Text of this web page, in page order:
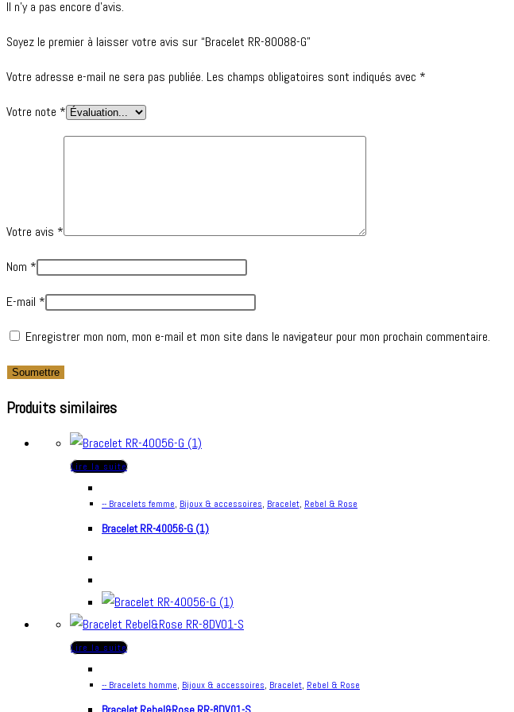
Il n’y a pas encore d’avis.
Soyez le premier à laisser votre avis sur “Bracelet RR-80088-G”
Votre adresse e-mail ne sera pas publiée. Les champs obligatoires sont indiqués avec *
Votre note *
Votre avis *
Nom *
E-mail *
Enregistrer mon nom, mon e-mail et mon site dans le navigateur pour mon prochain commentaire.
Produits similaires
Lire la suite
-- Bracelets femme, Bijoux & accessoires, Bracelet, Rebel & Rose
Bracelet RR-40056-G (1)
Lire la suite
-- Bracelets homme, Bijoux & accessoires, Bracelet, Rebel & Rose